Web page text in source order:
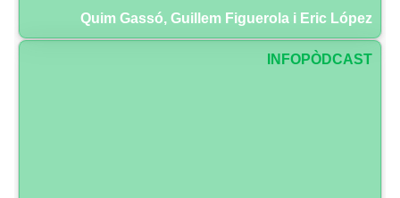
Quim Gassó, Guillem Figuerola i Eric López
INFOPÒDCAST